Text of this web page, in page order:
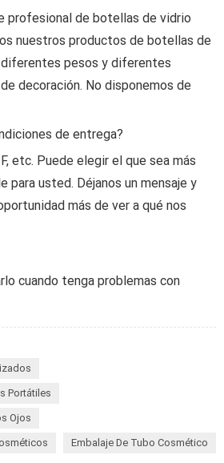
profesional de botellas de vidrio
nuestros productos de botellas de
pesos y diferentes
decoración. No disponemos de
de entrega?
etc. Puede elegir el que sea más
para usted. Déjanos un mensaje y
más de ver a qué nos
cuando tenga problemas con
Portátiles
Ojos
Embalaje De Tubo Cosmético